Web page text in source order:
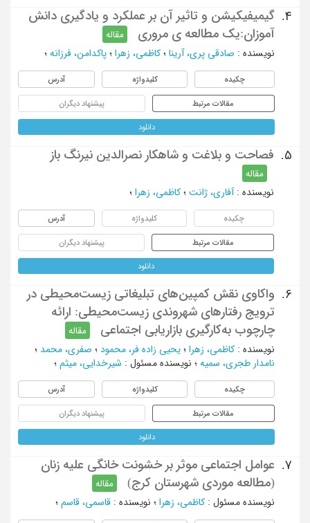
4.
گیمیفیکیشن و تاثیر آن بر عملکرد و یادگیری دانش
آموزان:یک مطالعه ی مروری
مقاله
نویسنده : صادقی پری، آرینا ؛ کاظمی، زهرا ؛ پاکدامن، فرزانه ؛
چکیده کلیدواژه آدرس
مقالات مرتبط پیشنهاد دیگران
دانلود
5. فصاحت و بلاغت و شاهکار نصرالدین نیرنگ باز
مقاله
نویسنده : آفاری، ژانت ؛ کاظمی، زهرا ؛
چکیده کلیدواژه آدرس
مقالات مرتبط پیشنهاد دیگران
دانلود
6.
واکاوی نقش کمپین‌های تبلیغاتی زیست‌محیطی در
ترویج رفتارهای شهروندی زیست‌محیطی: ارائه
چارچوب به‌کارگیری بازاریابی اجتماعی
مقاله
نویسنده : کاظمی، زهرا ؛ یحیی زاده فر، محمود ؛ صفری، محمد ؛
نامدار طجری، سمیه ؛ نویسنده مسئول : شیرخدایی، میثم ؛
چکیده کلیدواژه آدرس
مقالات مرتبط پیشنهاد دیگران
دانلود
7.
عوامل اجتماعی موثر بر خشونت خانگی علیه زنان
(مطالعه موردی شهرستان کرج)
مقاله
نویسنده مسئول : کاظمی، زهرا ؛ نویسنده : قاسمی، قاسم ؛